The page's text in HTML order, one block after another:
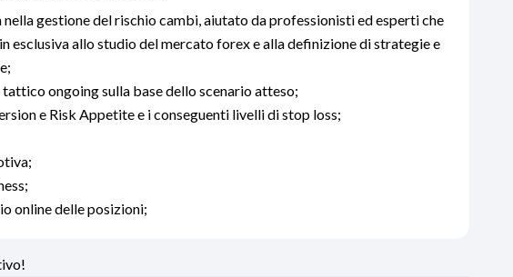
nella gestione del rischio cambi, aiutato da professionisti ed esperti che
esclusiva allo studio del mercato forex e alla definizione di strategie e
ongoing sulla base dello scenario atteso;
e Risk Appetite e i conseguenti livelli di stop loss;
online delle posizioni;